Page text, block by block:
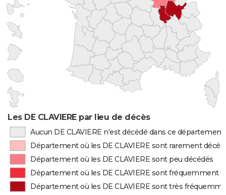
Les DE CLAVIERE par lieu de décès
Aucun DE CLAVIERE n'est décédé dans ce département
Département où les DE CLAVIERE sont rarement
Département où les DE CLAVIERE sont peu décédés
Département où les DE CLAVIERE sont fréquemment
Département où les DE CLAVIERE sont très